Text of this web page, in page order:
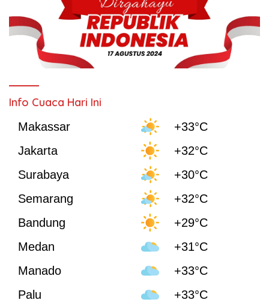
Info Cuaca Hari Ini
Makassar
+33°C
Jakarta
+32°C
Surabaya
+30°C
Semarang
+32°C
Bandung
+29°C
Medan
+31°C
Manado
+33°C
Palu
+33°C